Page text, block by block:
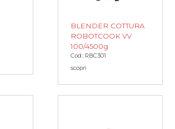
BLENDER COTTURA
ROBOTCOOK VV
100/4500g
Cod.: RBC301
scopri